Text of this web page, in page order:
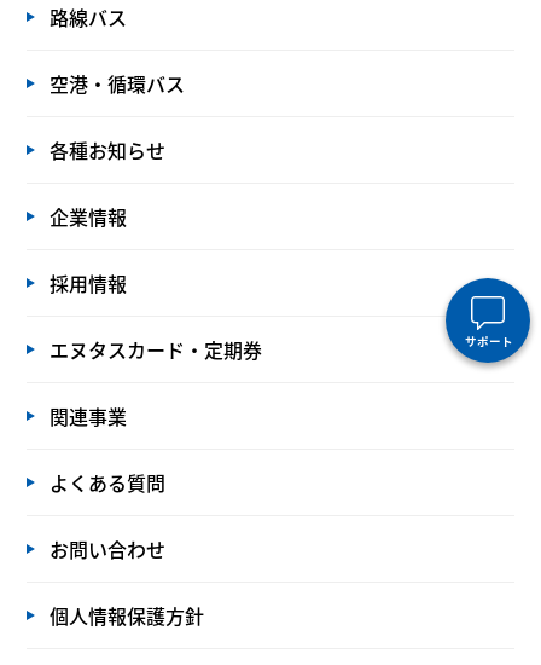
サポート
路線バス
空港・循環バス
各種お知らせ
企業情報
採用情報
エヌタスカード・定期券
関連事業
よくある質問
お問い合わせ
個人情報保護方針